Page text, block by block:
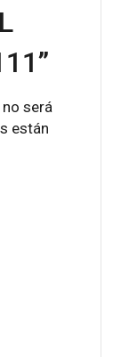
será
están